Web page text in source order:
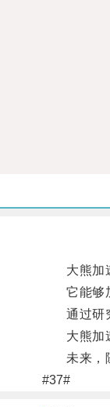
大熊加速
它能够加
通过研究
大熊加速
未来，随
#37#